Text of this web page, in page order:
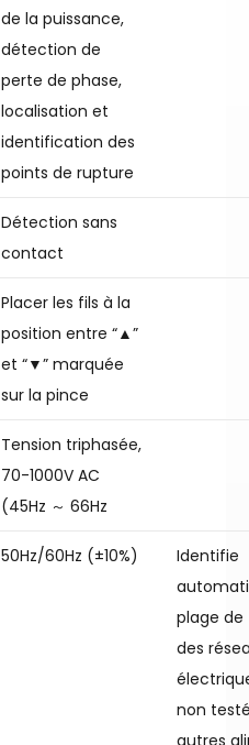
de la puissance,
détection de
perte de phase,
localisation et
identification des
points de rupture
Détection sans
contact
Placer les fils à la
position entre “▲”
et “▼” marquée
sur la pince
Tension triphasée,
70-1000V AC
(45Hz ～ 66Hz
50Hz/60Hz (±10%)
Identifie
plage
des
non
autres